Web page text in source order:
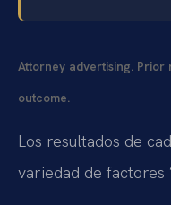
Attorney advertising.
outcome.
Los resultados de
variedad de factores